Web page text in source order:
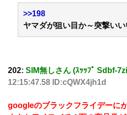
>>198
ヤマダが狙い目か～突撃いい
202: SIM無しさん (ｽｯｯﾌﾟ Sdbf-
12:15:47.58 ID:cQWX4jh1d
googleのブラックフライデーに